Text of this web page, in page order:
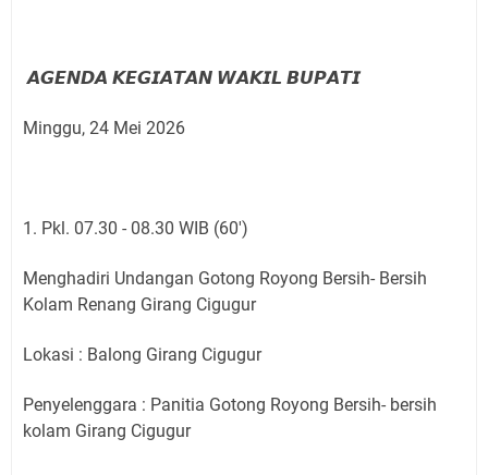
𝘼𝙂𝙀𝙉𝘿𝘼 𝙆𝙀𝙂𝙄𝘼𝙏𝘼𝙉 𝙒𝘼𝙆𝙄𝙇 𝘽𝙐𝙋𝘼𝙏𝙄
Minggu, 24 Mei 2026
1. Pkl. 07.30 - 08.30 WIB (60')
Menghadiri Undangan Gotong Royong Bersih- Bersih
Kolam Renang Girang Cigugur
Lokasi : Balong Girang Cigugur
Penyelenggara : Panitia Gotong Royong Bersih- bersih
kolam Girang Cigugur